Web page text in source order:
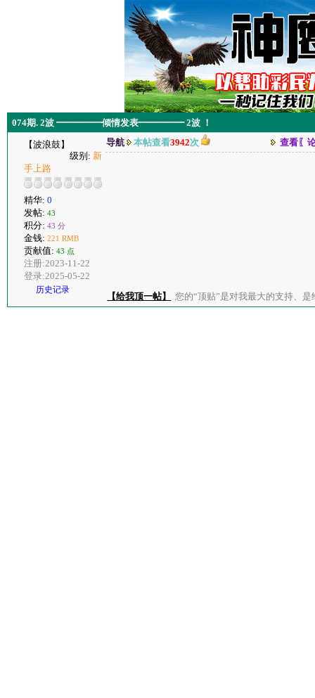
074期. 2波 ━━━━━倾情发表━━━━━ 2波 ！
【波浪鼓】
级别: 新
手上路
精华: 0
发帖: 43
积分: 43 分
金钱: 221 RMB
贡献值: 43 点
注册:2023-11-22
登录:2025-05-22
历史记录
导航 本帖查看3942次 查看〖
【给我顶一帖】 您的“顶贴”是对我最大的支持、